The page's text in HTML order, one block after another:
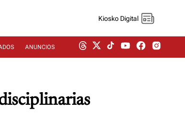
Kiosko Digital
ANUNCIOS